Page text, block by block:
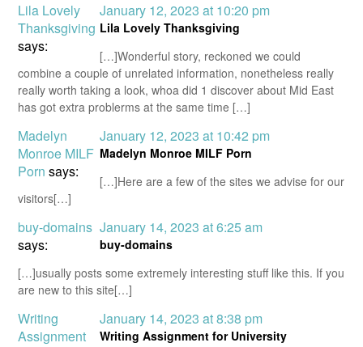
Lila Lovely
Thanksgiving
says:
January 12, 2023 at 10:20 pm
Lila Lovely Thanksgiving
[…]Wonderful story, reckoned we could
combine a couple of unrelated information, nonetheless really
really worth taking a look, whoa did 1 discover about Mid East
has got extra problerms at the same time […]
Madelyn
Monroe MILF
Porn says:
January 12, 2023 at 10:42 pm
Madelyn Monroe MILF Porn
[…]Here are a few of the sites we advise for our
visitors[…]
buy-domains
says:
January 14, 2023 at 6:25 am
buy-domains
[…]usually posts some extremely interesting stuff like this. If you
are new to this site[…]
Writing
Assignment
January 14, 2023 at 8:38 pm
Writing Assignment for University